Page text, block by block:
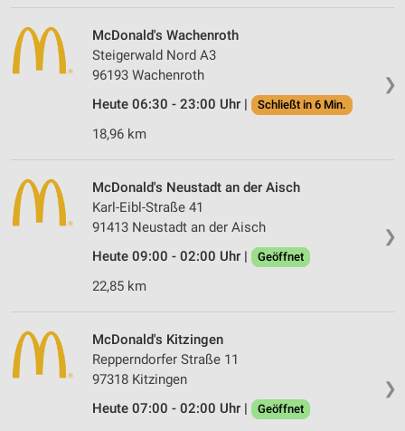
❯
McDonald's Wachenroth
Steigerwald Nord A3
96193 Wachenroth
Heute 06:30 - 23:00 Uhr |
Schließt in 6 Min.
18,96 km
❯
McDonald's Neustadt an der Aisch
Karl-Eibl-Straße 41
91413 Neustadt an der Aisch
Heute 09:00 - 02:00 Uhr |
Geöffnet
22,85 km
❯
McDonald's Kitzingen
Repperndorfer Straße 11
97318 Kitzingen
Heute 07:00 - 02:00 Uhr |
Geöffnet